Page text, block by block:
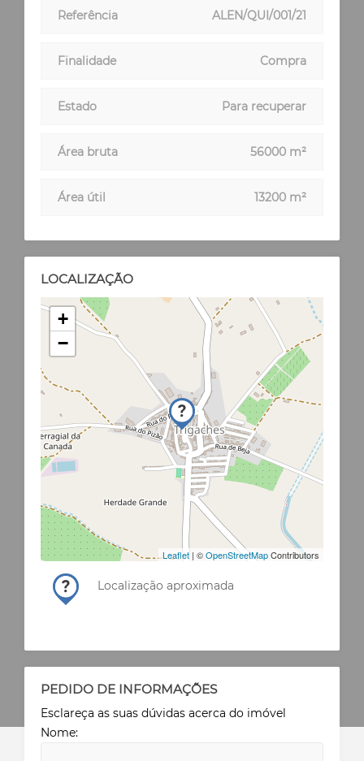
Referência ALEN/QUI/001/21
Finalidade Compra
Estado Para recuperar
Área bruta 56000 m²
Área útil 13200 m²
LOCALIZAÇÃO
+
−
Leaflet | ©OpenStreetMapContributors
Localização aproximada
PEDIDO DE INFORMAÇÕES
Esclareça as suas dúvidas acerca do imóvel
Nome: